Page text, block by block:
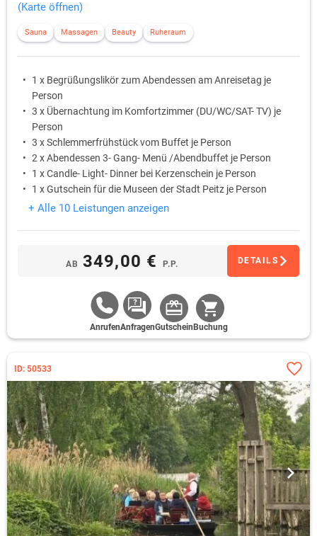
(Karte öffnen)
Sauna Massagen Beauty Ruheraum
1 x Begrüßungslikör zum Abendessen am Anreisetag je
Person
3 x Übernachtung im Komfortzimmer (DU/WC/SAT- TV) je
Person
3 x Schlemmerfrühstück vom Buffet je Person
2 x Abendessen 3- Gang- Menü /Abendbuffet je Person
1 x Candle- Light- Dinner bei Kerzenschein je Person
1 x Gutschein für die Museen der Stadt Peitz je Person
+ Alle 10 Leistungen anzeigen
AB 349,00 € P.P. DETAILS
AnrufenAnfragenGutschein Buchung
ID: 50533